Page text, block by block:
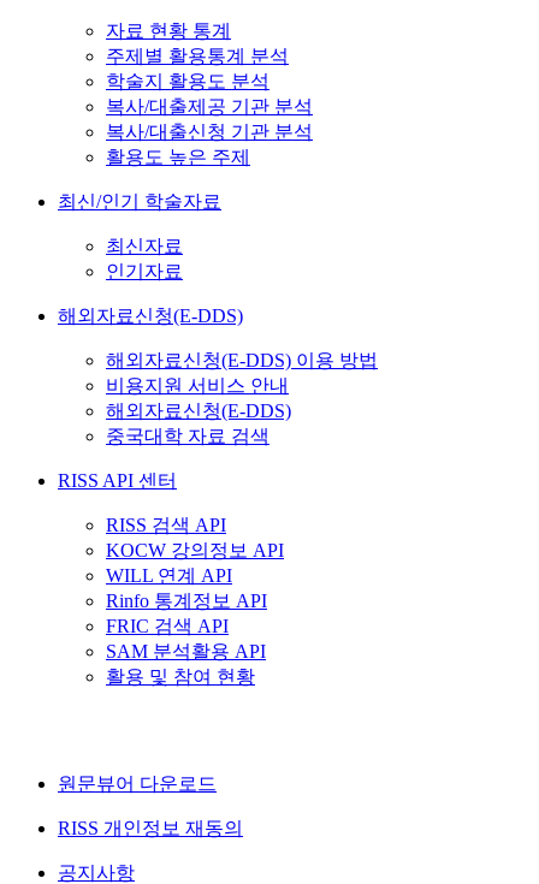
자료 현황 통계
주제별 활용통계 분석
학술지 활용도 분석
복사/대출제공 기관 분석
복사/대출신청 기관 분석
활용도 높은 주제
최신/인기 학술자료
최신자료
인기자료
해외자료신청(E-DDS)
해외자료신청(E-DDS) 이용 방법
비용지원 서비스 안내
해외자료신청(E-DDS)
중국대학 자료 검색
RISS API 센터
RISS 검색 API
KOCW 강의정보 API
WILL 연계 API
Rinfo 통계정보 API
FRIC 검색 API
SAM 분석활용 API
활용 및 참여 현황
원문뷰어 다운로드
RISS 개인정보 재동의
공지사항